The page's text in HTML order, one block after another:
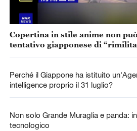
Copertina in stile anime non
tentativo giapponese di
Perché il Giappone ha istituito
intelligence proprio il 31 luglio?
Non solo Grande Muraglia e panda:
tecnologico